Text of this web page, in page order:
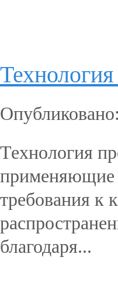
Технология
применяющие
требования к
благодаря...